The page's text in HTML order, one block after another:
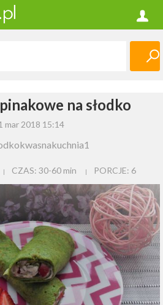
na słodko
mar 2018 15:14
CZAS:30-60 min PORCJE: 6